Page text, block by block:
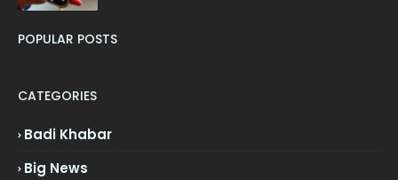
POPULAR POSTS
CATEGORIES
Badi Khabar
Big News